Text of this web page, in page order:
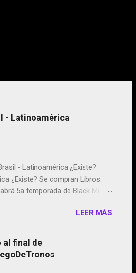
- Latinoamérica
- Latinoamérica ¿Existe?
¿Existe? Se compran Libros:
5a temporada de Black Mirror
en la red social Riddley
Francisco regaña a los que usan
Tierra Media GoBee - StartUp
Vodafone: me siento
tu... http://amzn.to/2z1UkPK
LEER MÁS
al final de